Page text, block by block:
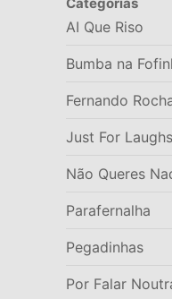
AI Que Riso
Bumba na
Fernando
Just For Laughs
Não Queres
Parafernalha
Pegadinhas
Por Falar